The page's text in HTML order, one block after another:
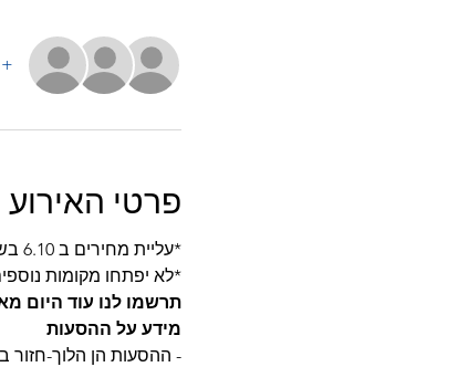
+ 3756
פרטי האירוע
*עליית מחירים ב 6.10 בשעה 10:00*
*לא יפתחו מקומות
תרשמו לנו עוד היום
מידע על ההסעות
- ההסעות הן הלוך-חזור